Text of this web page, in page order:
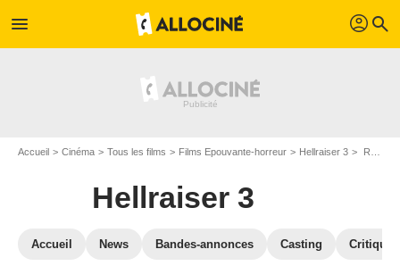
menu profil search
Accueil Cinéma Tous les films Films Epouvante-horreur Hellraiser 3 Regarder Hellraiser 3 en SVOD
Hellraiser 3
Accueil News Bandes-annonces Casting